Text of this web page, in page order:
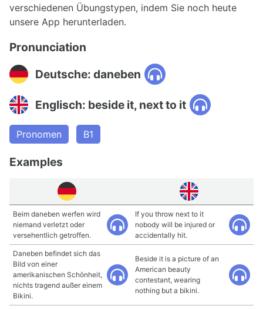
verschiedenen Übungstypen, indem Sie noch heute
unsere App herunterladen.
Pronunciation
Deutsche: daneben
Englisch: beside it, next to it
Pronomen B1
Examples
Beim daneben werfen wird
niemand verletzt oder
versehentlich getroffen.
If you throw next to it
nobody will be injured or
accidentally hit.
Daneben befindet sich das
Bild von einer
amerikanischen Schönheit,
nichts tragend außer einem
Bikini.
Beside it is a picture of an
American beauty
contestant, wearing
nothing but a bikini.